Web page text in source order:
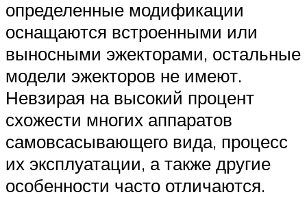
определенные модификации
оснащаются встроенными или
выносными эжекторами, остальные
модели эжекторов не имеют.
Невзирая на высокий процент
схожести многих аппаратов
самовсасывающего вида, процесс
их эксплуатации, а также другие
особенности часто отличаются.